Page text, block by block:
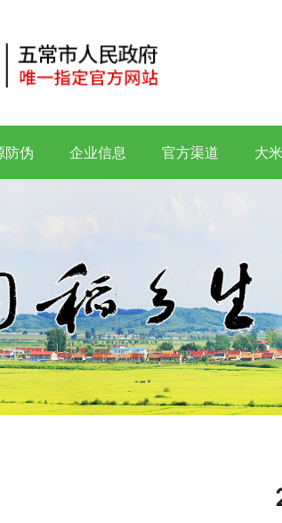
防伪 企业信息 官方渠道 大